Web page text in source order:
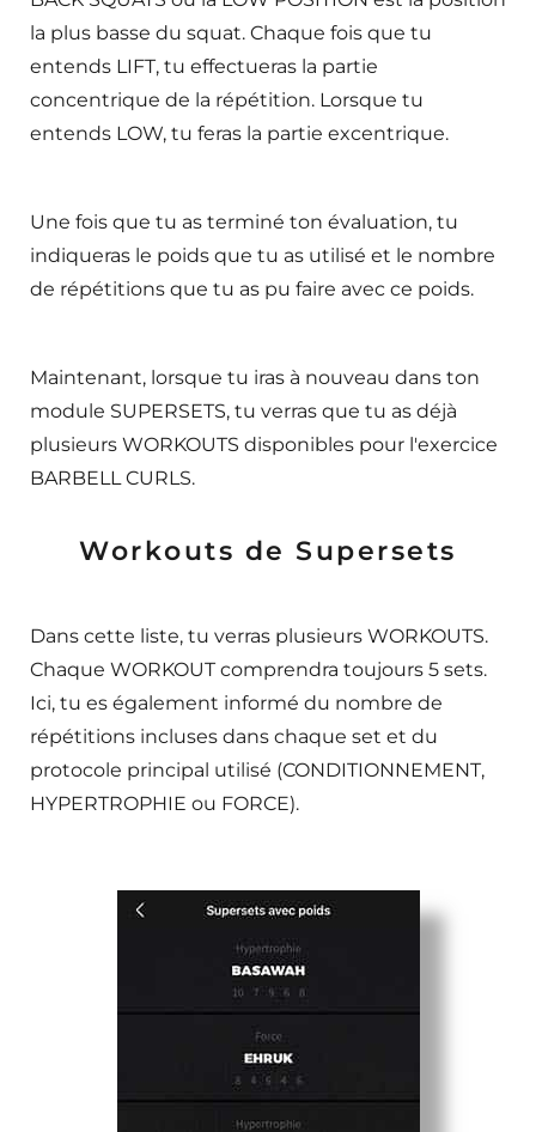
la plus basse du squat. Chaque fois que tu
entends LIFT, tu effectueras la partie
concentrique de la répétition. Lorsque tu
entends LOW, tu feras la partie excentrique.
Une fois que tu as terminé ton évaluation, tu
indiqueras le poids que tu as utilisé et le nombre
de répétitions que tu as pu faire avec ce poids.
Maintenant, lorsque tu iras à nouveau dans ton
module SUPERSETS, tu verras que tu as déjà
plusieurs WORKOUTS disponibles pour l'exercice
BARBELL CURLS.
Workouts de Supersets
Dans cette liste, tu verras plusieurs WORKOUTS.
Chaque WORKOUT comprendra toujours 5 sets.
Ici, tu es également informé du nombre de
répétitions incluses dans chaque set et du
protocole principal utilisé (CONDITIONNEMENT,
HYPERTROPHIE ou FORCE).